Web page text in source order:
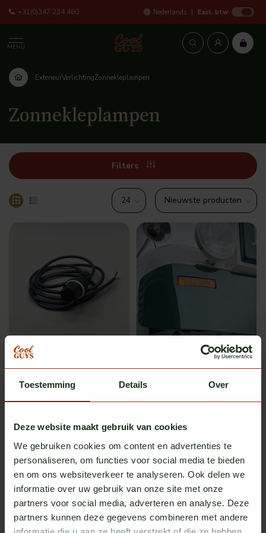
Toestemming Details Over
Deze website maakt gebruik van cookies
We gebruiken cookies om content en advertenties te
personaliseren, om functies voor social media te bieden
en om ons websiteverkeer te analyseren. Ook delen we
informatie over uw gebruik van onze site met onze
partners voor social media, adverteren en analyse. Deze
partners kunnen deze gegevens combineren met andere
+31(0)347 234 460 Nederlands Excl. btw
MENU
ExterieurVerlichtingZonnekleplampen
Zonnekleplampen
Filters
Scania
Fitting voor Scania
Op voorraad
€ 12,00Excl. btw
Zonnekleplamp Scania 4-/R-
€ 36,50Excl. btw